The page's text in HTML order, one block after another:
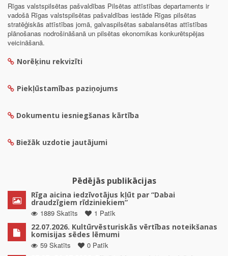
Rīgas valstspilsētas pašvaldības Pilsētas attīstības departaments ir
vadošā Rīgas valstspilsētas pašvaldības iestāde Rīgas pilsētas
stratēģiskās attīstības jomā, galvaspilsētas sabalansētas attīstības
plānošanas nodrošināšanā un pilsētas ekonomikas konkurētspējas
veicināšanā.
Norēķinu rekvizīti
Piekļūstamības paziņojums
Dokumentu iesniegšanas kārtība
Biežāk uzdotie jautājumi
Pēdējās publikācijas
Rīga aicina iedzīvotājus kļūt par “Dabai
draudzīgiem rīdziniekiem”
1889 Skatīts
1 Patīk
22.07.2026. Kultūrvēsturiskās vērtības noteikšanas
komisijas sēdes lēmumi
59 Skatīts
0 Patīk